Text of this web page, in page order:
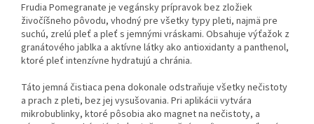
Frudia Pomegranate je vegánsky prípravok bez zložiek
živočíšneho pôvodu, vhodný pre všetky typy pleti, najmä pre
suchú, zrelú pleť a pleť s jemnými vráskami. Obsahuje výťažok z
granátového jablka a aktívne látky ako antioxidanty a panthenol,
ktoré pleť intenzívne hydratujú a chránia.
Táto jemná čistiaca pena dokonale odstraňuje všetky nečistoty
a prach z pleti, bez jej vysušovania. Pri aplikácii vytvára
mikrobublinky, ktoré pôsobia ako magnet na nečistoty, a